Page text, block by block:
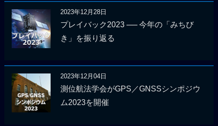
2023年12月28日
プレイバック2023 ── 今年の「みちび
き」を振り返る
2023年12月04日
測位航法学会がGPS／GNSSシンポジウ
ム2023を開催